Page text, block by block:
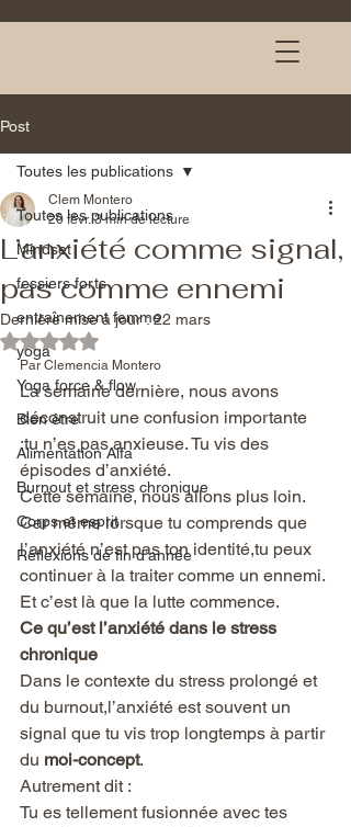
Post
Toutes les publications
Mindset
fessiers forts
entraînement femme
yoga
Yoga force & flow
Bien être
Alimentation Alfa
Burnout et stress chronique
Corps et esprit
Réflexions de fin d’année
Toutes les publications
L’anxiété comme signal,
pas comme ennemi
Clem Montero
20 févr. 3 min de lecture
Dernière mise à jour :22 mars
Noté NaN étoiles sur 5.
Par Clemencia Montero
La semaine dernière, nous avons
déconstruit une confusion importante
:tu n’es pas anxieuse. Tu vis des
épisodes d’anxiété.
Cette semaine, nous allons plus loin.
Car même lorsque tu comprends que
l’anxiété n’est pas ton identité,tu peux
continuer à la traiter comme un ennemi.
Et c’est là que la lutte commence.
Ce qu’est l’anxiété dans le stress
chronique
Dans le contexte du stress prolongé et
du burnout,l’anxiété est souvent un
signal que tu vis trop longtemps à partir
du moi-concept.
Autrement dit :
Tu es tellement fusionnée avec tes